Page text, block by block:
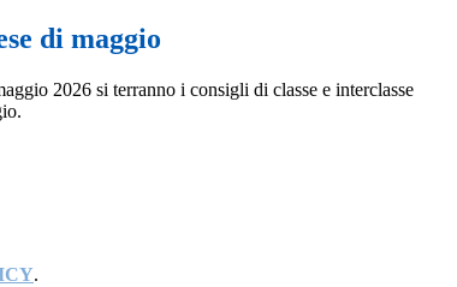
di maggio
2026 si terranno i consigli di classe e interclasse
.